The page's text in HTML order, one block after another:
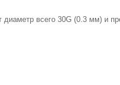
всего 30G (0.3 мм) и